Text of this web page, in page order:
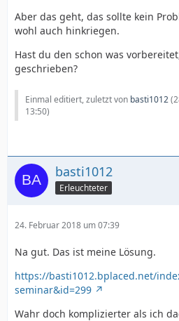
Aber das geht, das sollte kein
wohl auch hinkriegen.
Hast du den schon was
geschrieben?
Einmal editiert, zuletzt von basti1012(
13:50)
basti1012
Erleuchteter
24. Februar 2018 um 07:39
Na gut. Das ist meine Lösung.
https://basti1012.bplaced.net/
seminar&id=299
Wahr doch komplizierter als ich